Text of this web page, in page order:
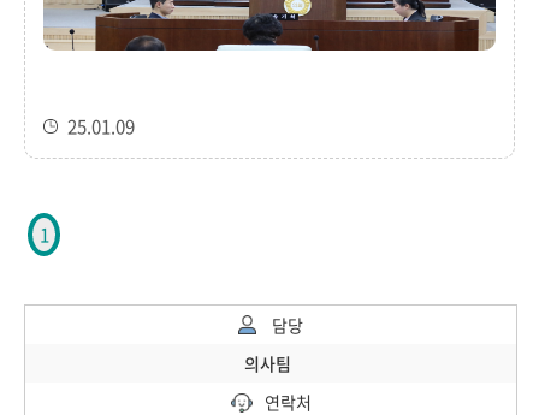
25.01.09
1
담당
의사팀
연락처